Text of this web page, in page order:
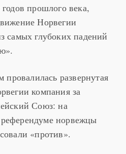
прошлого века,
Норвегии
самых глубоких падений
провалилась развернутая
компания за
Союз: на
норвежцы
«против».